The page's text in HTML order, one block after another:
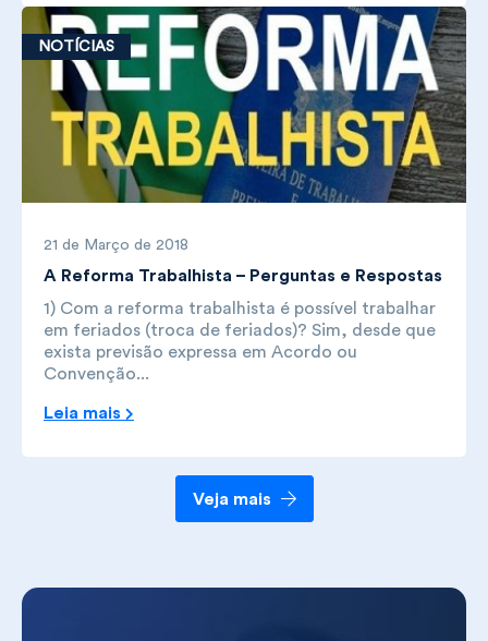
NOTÍCIAS
21 de Março de 2018
A Reforma Trabalhista – Perguntas e Respostas
1) Com a reforma trabalhista é possível trabalhar
em feriados (troca de feriados)? Sim, desde que
exista previsão expressa em Acordo ou
Convenção...
Leia mais
Veja mais